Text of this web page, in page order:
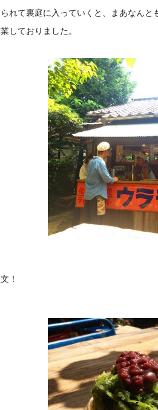
れて裏庭に入っていくと、まあなん
しておりました。
！